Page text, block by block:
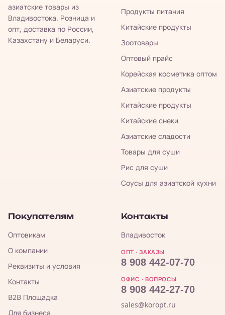
азиатские товары из
Владивостока. Розница и
опт, доставка по России,
Казахстану и Беларуси.
Продукты питания
Китайские продукты
Зоотовары
Оптовый прайс
Корейская косметика оптом
Азиатские продукты
Китайские продукты
Китайские снеки
Азиатские сладости
Товары для суши
Рис для суши
Соусы для азиатской кухни
Покупателям
Оптовикам
О компании
Реквизиты и условия
Контакты
B2B Площадка
Для бизнеса
Контакты
Владивосток
ОПТ · ЗАКАЗЫ
8 908 442-07-70
ОФИС · ВОПРОСЫ
8 908 442-27-70
sales@koropt.ru